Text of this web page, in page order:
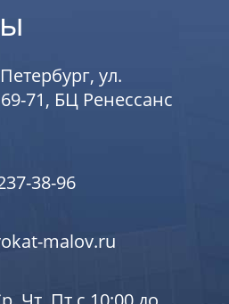
ул.
71, БЦ Ренессанс
38-96
malov.ru